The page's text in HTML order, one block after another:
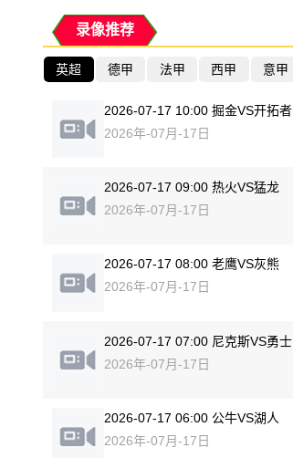
录像推荐
英超 德甲 法甲 西甲 意甲
2026-07-17 10:00 掘金VS开拓者
2026年-07月-17日
2026-07-17 09:00 热火VS猛龙
2026年-07月-17日
2026-07-17 08:00 老鹰VS灰熊
2026年-07月-17日
2026-07-17 07:00 尼克斯VS勇士
2026年-07月-17日
2026-07-17 06:00 公牛VS湖人
2026年-07月-17日